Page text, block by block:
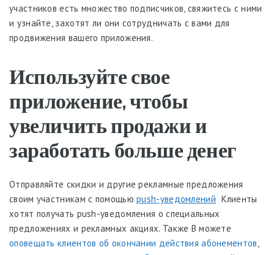
участников есть множество подписчиков, свяжитесь с ними
и узнайте, захотят ли они сотрудничать с вами для
продвижения вашего приложения.
Используйте свое
приложение, чтобы
увеличить продажи и
заработать больше денег
Отправляйте скидки и другие рекламные предложения
своим участникам с помощьюpush-уведомлений Клиенты
хотят получать push-уведомления о специальных
предложениях и рекламных акциях. Также В можете
оповещать клиентов об окончании действия абонементов,